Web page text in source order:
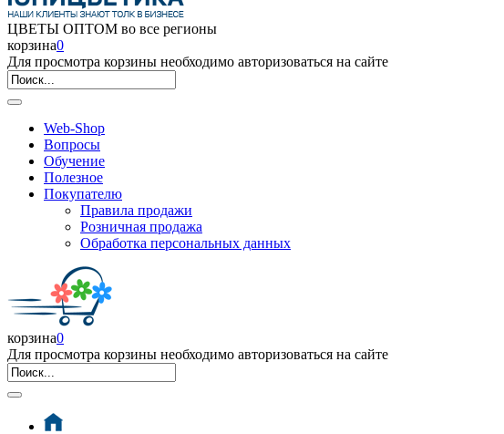
ЦВЕТЫ ОПТОМ во все регионы
корзина0
Для просмотра корзины необходимо авторизоваться на сайте
Web-Shop
Вопросы
Обучение
Полезное
Покупателю
Правила продажи
Розничная продажа
Обработка персональных данных
корзина0
Для просмотра корзины необходимо авторизоваться на сайте